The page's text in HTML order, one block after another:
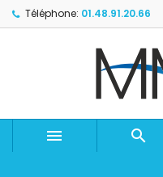
Téléphone: 01.48.91.20.66
 